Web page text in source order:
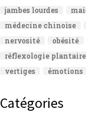
jambes lourdes
médecine chinoise
nervosité
obésité
réflexologie plantaire
vertiges
émotions
Catégories